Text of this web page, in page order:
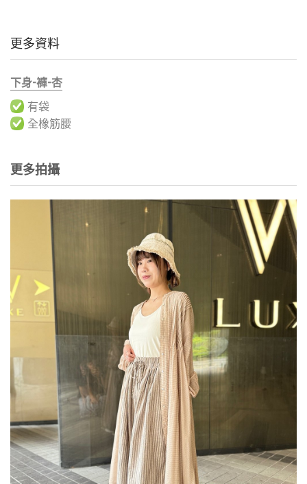
更多資料
下身-褲-杏
有袋
全橡筋腰
更多拍攝